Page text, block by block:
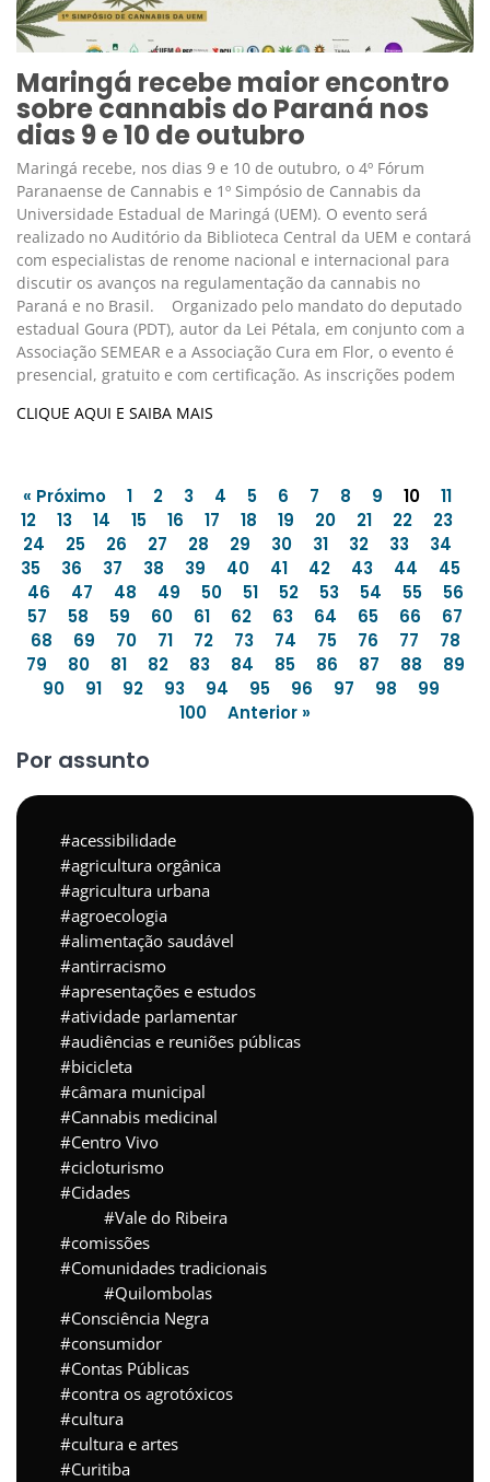
Maringá recebe maior encontro
sobre cannabis do Paraná nos
dias 9 e 10 de outubro
Maringá recebe, nos dias 9 e 10 de outubro, o 4º Fórum
Paranaense de Cannabis e 1º Simpósio de Cannabis da
Universidade Estadual de Maringá (UEM). O evento será
realizado no Auditório da Biblioteca Central da UEM e contará
com especialistas de renome nacional e internacional para
discutir os avanços na regulamentação da cannabis no
Paraná e no Brasil. Organizado pelo mandato do deputado
estadual Goura (PDT), autor da Lei Pétala, em conjunto com a
Associação SEMEAR e a Associação Cura em Flor, o evento é
presencial, gratuito e com certificação. As inscrições podem
CLIQUE AQUI E SAIBA MAIS
« Próximo 1 2 3 4 5 6 7 8 9 10
11
12
13 14 15 16 17 18 19 20 21 22
23
24
25 26 27 28 29 30 31 32 33
34
35
36 37 38 39 40 41 42 43 44
45
46
47 48 49 50 51 52 53 54 55
56
57
58 59 60 61 62 63 64 65 66
67
68
69 70 71 72 73 74 75 76 77
78
79
80 81 82 83 84 85 86 87 88
89
90
91 92 93 94 95 96 97 98
99
100
Anterior »
Por assunto
acessibilidade
agricultura orgânica
agricultura urbana
agroecologia
alimentação saudável
antirracismo
apresentações e estudos
atividade parlamentar
audiências e reuniões públicas
bicicleta
câmara municipal
Cannabis medicinal
Centro Vivo
cicloturismo
Cidades
Vale do Ribeira
comissões
Comunidades tradicionais
Quilombolas
Consciência Negra
consumidor
Contas Públicas
contra os agrotóxicos
cultura
cultura e artes
Curitiba